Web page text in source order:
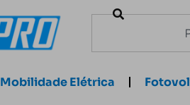
Mobilidade Elétrica